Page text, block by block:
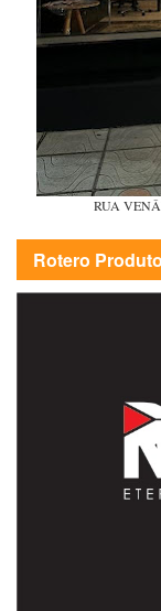
RUA
Rotero